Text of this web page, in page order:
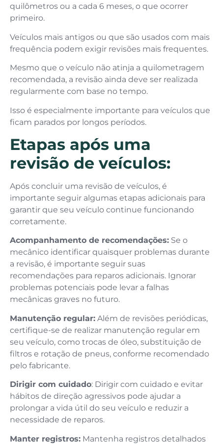
quilômetros ou a cada 6 meses, o que ocorrer
primeiro.
Veículos mais antigos ou que são usados com mais
frequência podem exigir revisões mais frequentes.
Mesmo que o veículo não atinja a quilometragem
recomendada, a revisão ainda deve ser realizada
regularmente com base no tempo.
Isso é especialmente importante para veículos que
ficam parados por longos períodos.
Etapas após uma
revisão de veículos:
Após concluir uma revisão de veículos, é
importante seguir algumas etapas adicionais para
garantir que seu veículo continue funcionando
corretamente.
Acompanhamento de recomendações: Se o
mecânico identificar quaisquer problemas durante
a revisão, é importante seguir suas
recomendações para reparos adicionais. Ignorar
problemas potenciais pode levar a falhas
mecânicas graves no futuro.
Manutenção regular: Além de revisões periódicas,
certifique-se de realizar manutenção regular em
seu veículo, como trocas de óleo, substituição de
filtros e rotação de pneus, conforme recomendado
pelo fabricante.
Dirigir com cuidado: Dirigir com cuidado e evitar
hábitos de direção agressivos pode ajudar a
prolongar a vida útil do seu veículo e reduzir a
necessidade de reparos.
Manter registros: Mantenha registros detalhados